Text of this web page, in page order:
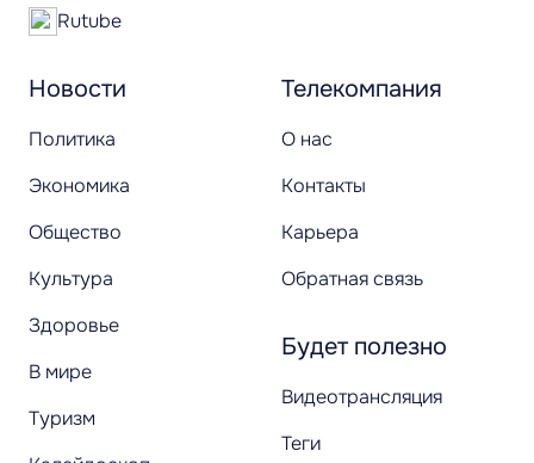
Новости
Политика
Экономика
Общество
Культура
Здоровье
В мире
Туризм
Телекомпания
О нас
Контакты
Карьера
Обратная связь
Будет полезно
Видеотрансляция
Теги
Rutube